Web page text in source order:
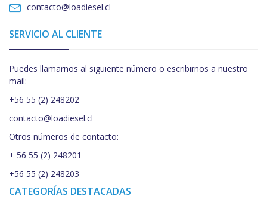
contacto@loadiesel.cl
SERVICIO AL CLIENTE
Puedes llamarnos al siguiente número o escribirnos a nuestro
mail:
+56 55 (2) 248202
contacto@loadiesel.cl
Otros números de contacto:
+ 56 55 (2) 248201
+56 55 (2) 248203
CATEGORÍAS DESTACADAS